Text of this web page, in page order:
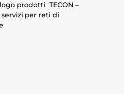
prodotti TECON –
per reti di